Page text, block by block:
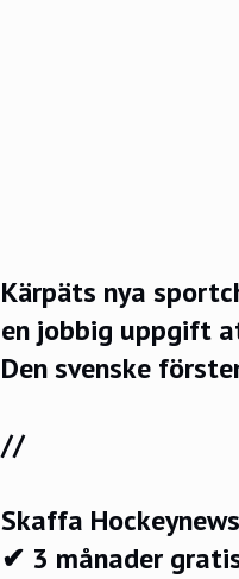
Kärpäts nya
en jobbig uppgift
Den svenske
//
Skaffa
✔ 3 månader gratis